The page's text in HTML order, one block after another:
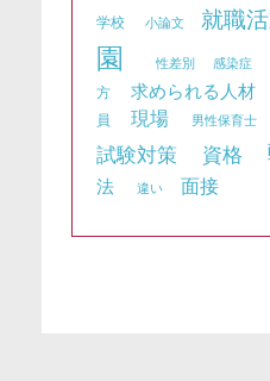
学校 小論文 就職
園
性差別 感染症
方
求められる人材
員
現場 男性保育士
試験対策 資格
法
違い 面接